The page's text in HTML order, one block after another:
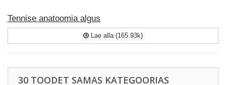
Tennise anatoomia algus
Lae alla (165.93k)
30 TOODET SAMAS KATEGOORIAS